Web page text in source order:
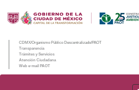
CDMX/Organismo Público Descentralizado/PAOT
Transparencia
Trámites y Servicios
Atención Ciudadana
Web e-mail PAOT